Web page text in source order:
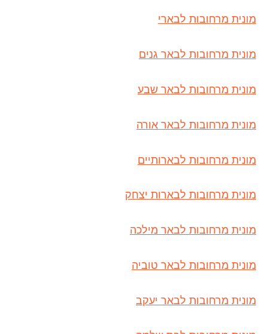
מונית מרחובות לבארי
מונית מרחובות לבאר גנים
מונית מרחובות לבאר שבע
מונית מרחובות לבאר אורה
מונית מרחובות לבארותיים
מונית מרחובות לבארות יצחק
מונית מרחובות לבאר מילכה
מונית מרחובות לבאר טוביה
מונית מרחובות לבאר יעקב